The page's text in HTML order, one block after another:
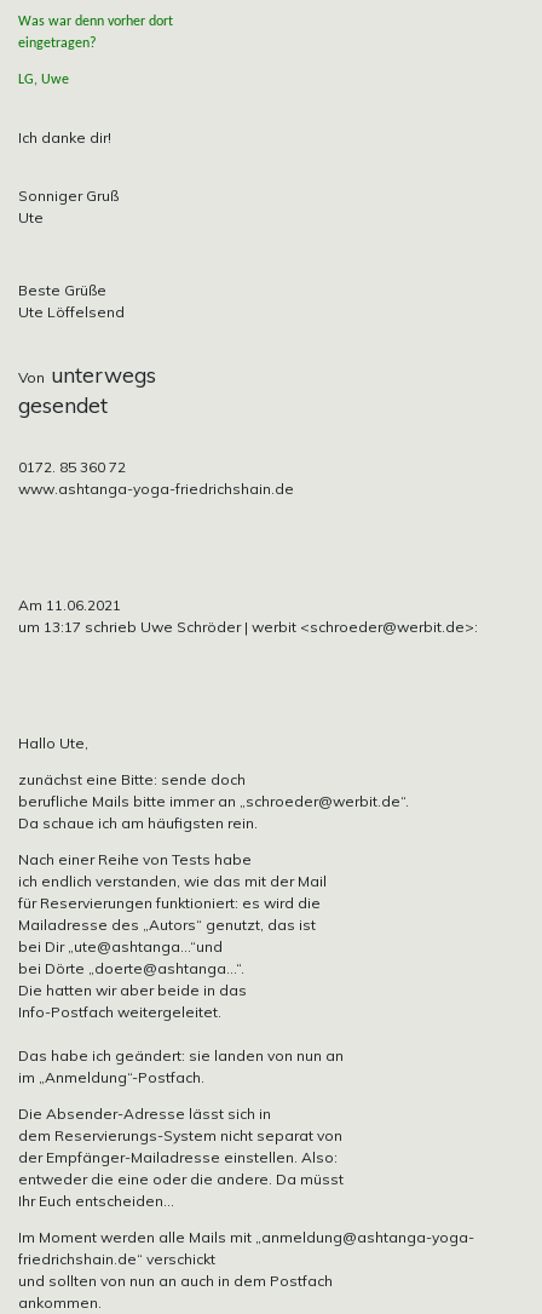
Was war denn vorher dort
eingetragen?
LG, Uwe
Ich danke dir!
Sonniger Gruß
Ute
Beste Grüße
Ute Löffelsend
Von unterwegs
gesendet
0172. 85 360 72
www.ashtanga-yoga-friedrichshain.de
Am 11.06.2021
um 13:17 schrieb Uwe Schröder | werbit <schroeder@werbit.de>:
Hallo Ute,
zunächst eine Bitte: sende doch
berufliche Mails bitte immer an „schroeder@werbit.de“.
Da schaue ich am häufigsten rein.
Nach einer Reihe von Tests habe
ich endlich verstanden, wie das mit der Mail
für Reservierungen funktioniert: es wird die
Mailadresse des „Autors“ genutzt, das ist
bei Dir „ute@ashtanga…“und
bei Dörte „doerte@ashtanga…“.
Die hatten wir aber beide in das
Info-Postfach weitergeleitet.
Das habe ich geändert: sie landen von nun an
im „Anmeldung“-Postfach.
Die Absender-Adresse lässt sich in
dem Reservierungs-System nicht separat von
der Empfänger-Mailadresse einstellen. Also:
entweder die eine oder die andere. Da müsst
Ihr Euch entscheiden…
Im Moment werden alle Mails mit „anmeldung@ashtanga-yoga-
friedrichshain.de“ verschickt
und sollten von nun an auch in dem Postfach
ankommen.